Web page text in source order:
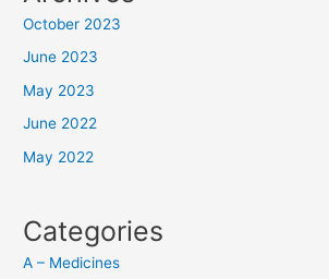
October 2023
June 2023
May 2023
June 2022
May 2022
Categories
A – Medicines